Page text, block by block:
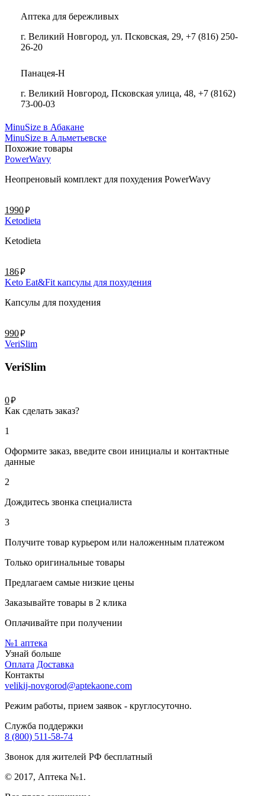
Аптека для бережливых
г. Великий Новгород, ул. Псковская, 29, +7 (816) 250-
26-20
Панацея-Н
г. Великий Новгород, Псковская улица, 48, +7 (8162)
73-00-03
MinuSize в Абакане
MinuSize в Альметьевске
Похожие товары
PowerWavy
Неопреновый комплект для похудения PowerWavy
1990руб.
Ketodieta
Ketodieta
186руб.
Keto Eat&Fit капсулы для похудения
Капсулы для похудения
990руб.
VeriSlim
VeriSlim
0руб.
Как сделать заказ?
1
Оформите заказ, введите свои инициалы и контактные
данные
2
Дождитесь звонка специалиста
3
Получите товар курьером или наложенным платежом
Только оригинальные товары
Предлагаем самые низкие цены
Заказывайте товары в 2 клика
Оплачивайте при получении
№1 аптека
Узнай больше
Оплата Доставка
Контакты
velikij-novgorod@aptekaone.com
Режим работы, прием заявок - круглосуточно.
Служба поддержки
8 (800) 511-58-74
Звонок для жителей РФ бесплатный
© 2017, Аптека №1.